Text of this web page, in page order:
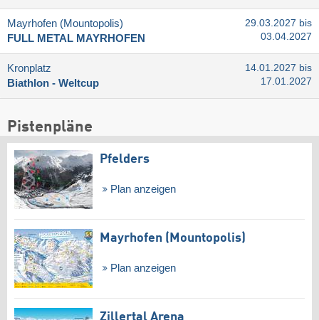
Mayrhofen (Mountopolis)
FULL METAL MAYRHOFEN
29.03.2027 bis
03.04.2027
Kronplatz
Biathlon - Weltcup
14.01.2027 bis
17.01.2027
Pistenpläne
Pfelders
Plan anzeigen
Mayrhofen (Mountopolis)
Plan anzeigen
Zillertal Arena